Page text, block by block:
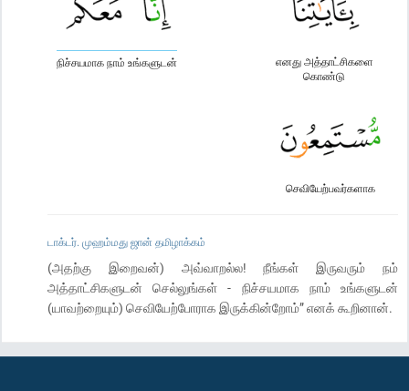
எனது அத்தாட்சிகளை
கொண்டு
நிச்சயமாக நாம் உங்களுடன்
செவியேற்பவர்களாக
டாக்டர். முஹம்மது ஜான் தமிழாக்கம்
(அதற்கு இறைவன்) அவ்வாறல்ல! நீங்கள் இருவரும் நம்
அத்தாட்சிகளுடன் செல்லுங்கள் - நிச்சயமாக நாம் உங்களுடன்
(யாவற்றையும்) செவியேற்போராக இருக்கின்றோம்” எனக் கூறினான்.